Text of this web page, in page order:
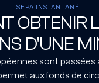
SEPA INSTANTANÉ
OBTENIR
D'UNE
sont passées
aux fonds de